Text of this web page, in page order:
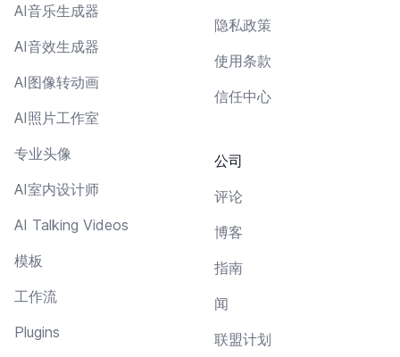
AI音乐生成器
AI音效生成器
AI图像转动画
AI照片工作室
专业头像
AI室内设计师
AI Talking Videos
模板
工作流
Plugins
隐私政策
使用条款
信任中心
公司
评论
博客
指南
闻
联盟计划